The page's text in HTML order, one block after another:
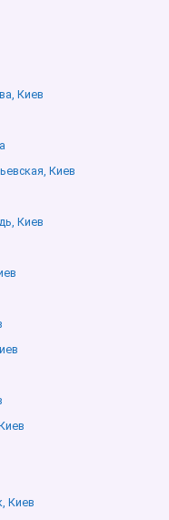
Киев
Киев
Киев
Киев